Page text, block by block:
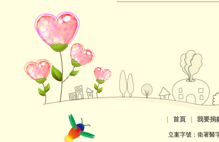
首頁 我要捐
立案字號：衛署醫